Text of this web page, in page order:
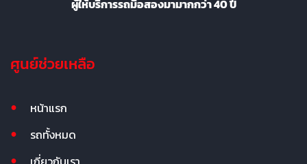
ผู้ให้บริการรถมือสองมามากกว่า 40 ปี
ศูนย์ช่วยเหลือ
หน้าแรก
รถทั้งหมด